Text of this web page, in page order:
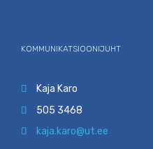
KOMMUNIKATSIOONIJUHT
 Kaja Karo
 505 3468
 kaja.karo@ut.ee